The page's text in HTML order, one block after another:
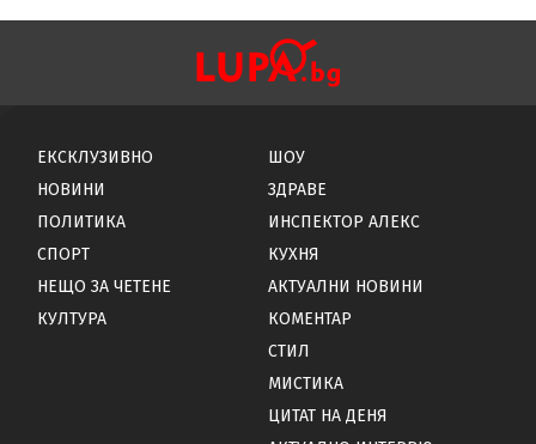
ЕКСКЛУЗИВНО
НОВИНИ
ПОЛИТИКА
СПОРТ
НЕЩО ЗА ЧЕТЕНЕ
КУЛТУРА
ШОУ
ЗДРАВЕ
ИНСПЕКТОР АЛЕКС
КУХНЯ
АКТУАЛНИ НОВИНИ
КОМЕНТАР
СТИЛ
МИСТИКА
ЦИТАТ НА ДЕНЯ